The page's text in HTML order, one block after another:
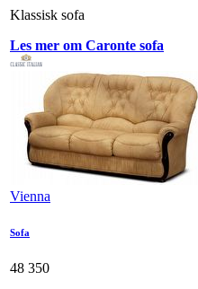
Klassisk sofa
Les mer om Caronte sofa
Vienna
Sofa
48 350